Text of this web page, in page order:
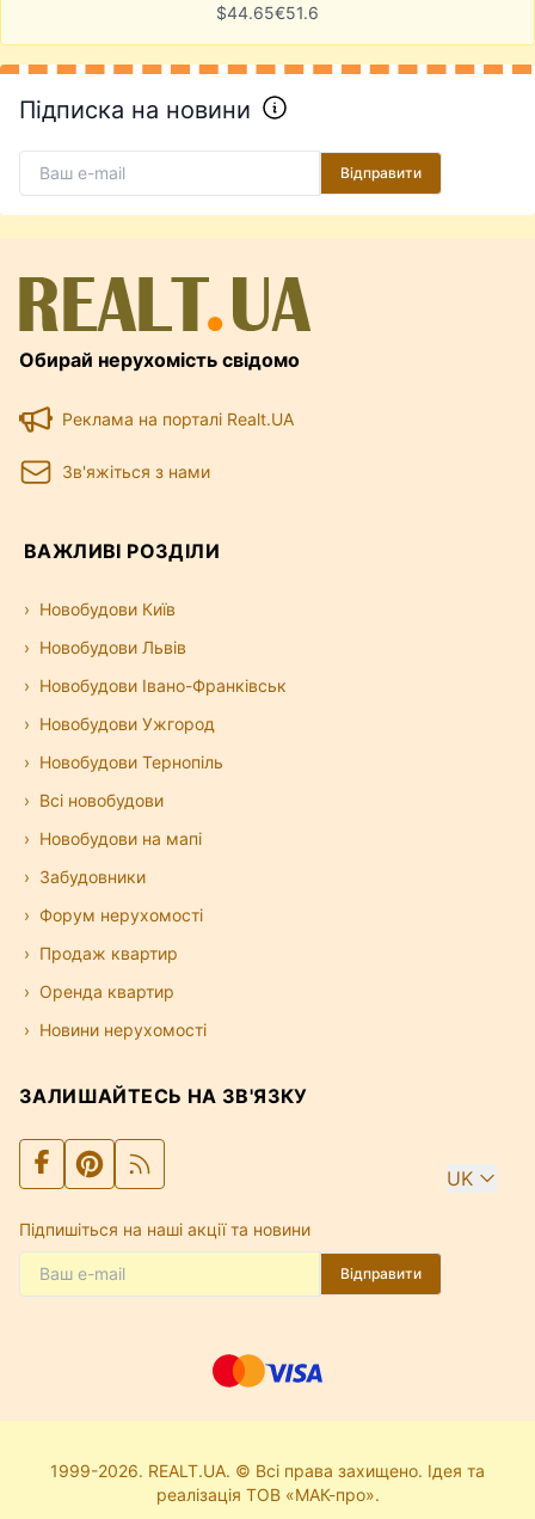
$44.65€51.6
Підписка на новини
Відправити
Обирай нерухомість свідомо
Реклама на порталі Realt.UA
Зв'яжіться з нами
ВАЖЛИВІ РОЗДІЛИ
Новобудови Київ
Новобудови Львів
Новобудови Івано-Франківськ
Новобудови Ужгород
Новобудови Тернопіль
Всі новобудови
Новобудови на мапі
Забудовники
Форум нерухомості
Продаж квартир
Оренда квартир
Новини нерухомості
ЗАЛИШАЙТЕСЬ НА ЗВ'ЯЗКУ
UK
Підпишіться на наші акції та новини
Відправити
1999-2026. REALT.UA. © Всі права захищено. Ідея та
реалізація ТОВ «МАК-про».